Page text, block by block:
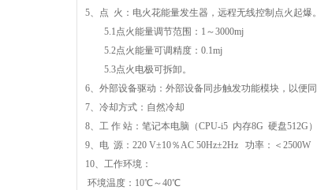
5、点 火：电火花能量发生器，远程无线控制点火起爆。
5.1点火能量调节范围：1～3000mj
5.2点火能量可调精度：0.1mj
5.3点火电极可拆卸。
6、外部设备驱动：外部设备同步触发功能模块，以便
7、冷却方式：自然冷却
8、工 作 站：笔记本电脑（CPU-i5 内存8G 硬盘512G）
9、电 源：220 V±10％AC 50Hz±2Hz 功率：＜2500W
10、工作环境：
环境温度：10℃～40℃